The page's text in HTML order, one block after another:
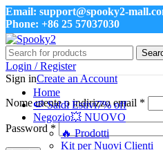
Email: support@spooky2-
Phone: +86 25 57037030
Login / Register
Sign inCreate an Account
Nome utente o indirizzo email *
Password *
Home
🍉 Saldi Estivi7% off
Negozio💥 NUOVO
🔥 Prodotti
Kit per Nuovi Clienti